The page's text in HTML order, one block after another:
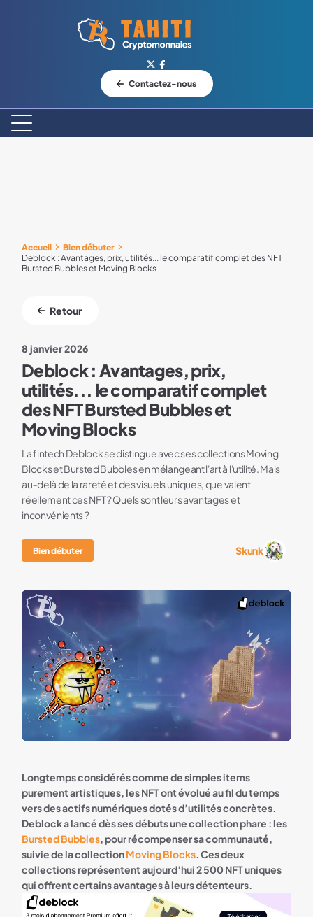
Logo Tahiti-Cryptomonnaies.com
Contactez-nous
Accueil
Bien débuter
Deblock : Avantages, prix, utilités... le comparatif complet des NFT
Bursted Bubbles et Moving Blocks
Retour
8 janvier 2026
Deblock : Avantages, prix,
utilités... le comparatif complet
des NFT Bursted Bubbles et
Moving Blocks
La fintech Deblock se distingue avec ses collections Moving
Blocks et Bursted Bubbles en mélangeant l'art à l'utilité. Mais
au‑delà de la rareté et des visuels uniques, que valent
réellement ces NFT ? Quels sont leurs avantages et
inconvénients ?
Bien débuter Skunk
Longtemps considérés comme de simples items
purement artistiques, les NFT ont évolué au fil du temps
vers des actifs numériques dotés d’utilités concrètes.
Deblock a lancé dès ses débuts une collection phare : les
Bursted Bubbles, pour récompenser sa communauté,
suivie de la collectionMoving Blocks. Ces deux
collections représentent aujourd’hui 2 500 NFT uniques
qui offrent certains avantages à leurs détenteurs.